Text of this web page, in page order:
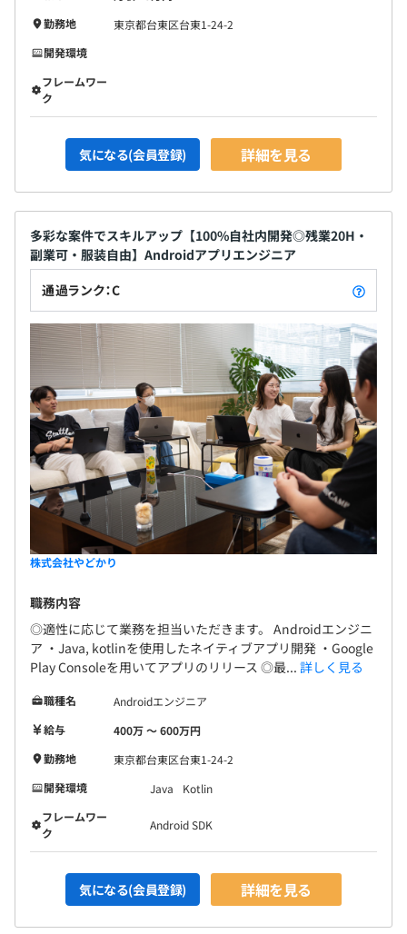
勤務地
東京都台東区台東1-24-2
開発環境
フレームワー
ク
気になる(会員登録) 詳細を見る
多彩な案件でスキルアップ【100%自社内開発◎残業20H・
副業可・服装自由】Androidアプリエンジニア
通過ランク：C
株式会社やどかり
職務内容
◎適性に応じて業務を担当いただきます。 Androidエンジニ
ア ・Java, kotlinを使用したネイティブアプリ開発 ・Google
Play Consoleを用いてアプリのリリース ◎最... 詳しく見る
職種名
Androidエンジニア
給与
400万 〜 600万円
勤務地
東京都台東区台東1-24-2
開発環境
Java
Kotlin
フレームワー
ク
Android SDK
気になる(会員登録) 詳細を見る